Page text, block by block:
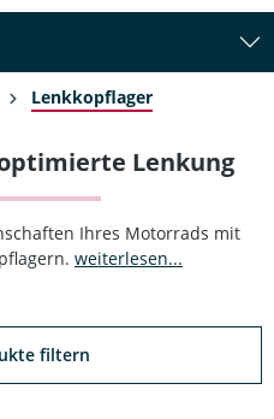
Lenkkopflager
Lenkung
Ihres Motorrads mit
weiterlesen...
filtern